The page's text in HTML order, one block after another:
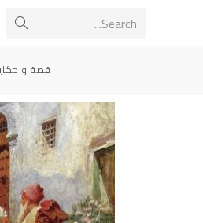
Search...
قصة و